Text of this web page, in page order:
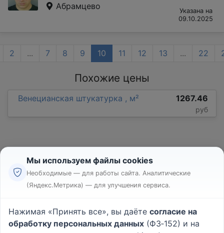
Абрамцево
Указана на
09.10.2025
2 ... 7 8 9 10 11 12 13 ... 22
Похожие цены
Венецианская штукатурка , м² 1267.46
руб
Реклама
Пользовательское соглашение
Политика конфиденциальности
Мы используем файлы cookies
Необходимые — для работы сайта. Аналитические
(Яндекс.Метрика) — для улучшения сервиса.
Нажимая «Принять все», вы даёте согласие на
обработку персональных данных (ФЗ‑152) и на